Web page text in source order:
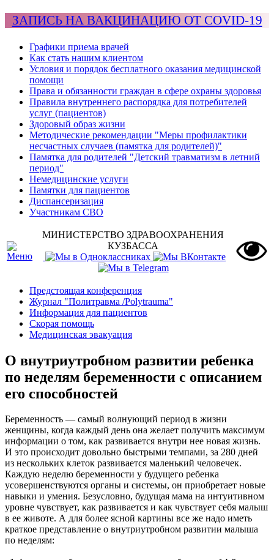
ЗАПИСЬ НА ВАКЦИНАЦИЮ ОТ COVID-19
Графики приема врачей
Как стать нашим клиентом
Условия и порядок бесплатного оказания медицинской
помощи
Права и обязанности граждан в сфере охраны здоровья
Правила внутреннего распорядка для потребителей
услуг (пациентов)
Здоровый образ жизни
Методические рекомендации "Меры профилактики
несчастных случаев (памятка для родителей)"
Памятка для родителей "Детский травматизм в летний
период"
Немедицинские услуги
Памятки для пациентов
Диспансеризация
Участникам СВО
МИНИСТЕРСТВО ЗДРАВООХРАНЕНИЯ
КУЗБАССА
Предстоящая конференция
Журнал "Политравма /Polytrauma"
Информация для пациентов
Скорая помощь
Медицинская эвакуация
О внутриутробном развитии ребенка
по неделям беременности с описанием
его способностей
Беременность — самый волнующий период в жизни
женщины, когда каждый день она желает получить максимум
информации о том, как развивается внутри нее новая жизнь.
И это происходит довольно быстрыми темпами, за 280 дней
из нескольких клеток развивается маленький человечек.
Каждую неделю беременности у будущего ребенка
усовершенствуются органы и системы, он приобретает новые
навыки и умения. Безусловно, будущая мама на интуитивном
уровне чувствует, как развивается и как чувствует себя малыш
в ее животе. А для более ясной картины все же надо иметь
краткое представление о внутриутробном развитии малыша
по неделям: